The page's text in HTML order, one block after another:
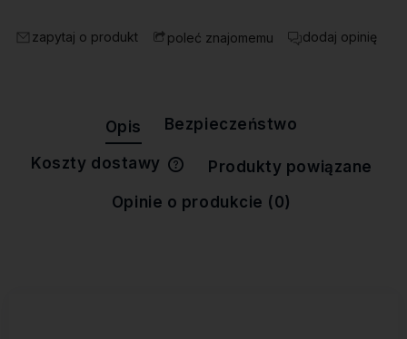
zapytaj o produkt poleć znajomemu dodaj opinię
Opis Bezpieczeństwo
Koszty dostawy
Cena nie zawiera ewentualnych
Produkty powiązane
Opinie o produkcie (0)